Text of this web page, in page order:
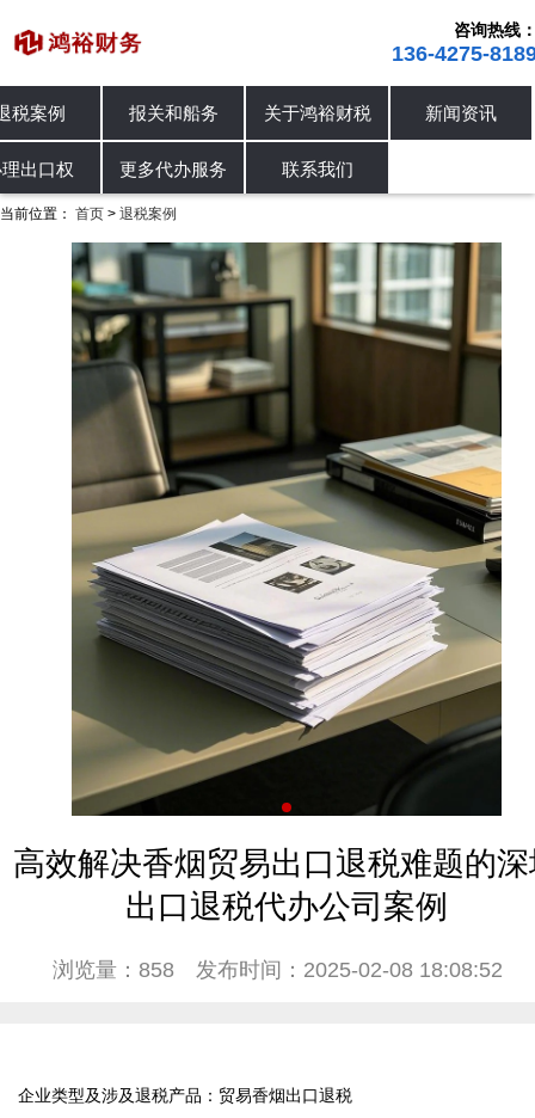
咨询热线
136-4275-
首页
进出口退税
退税案例
办理出口权
报关和船务
更多代办服务
关于鸿裕
进出口退税 退税案例 办理出口权
当前位置： 首页 > 退税案例
高效解决香烟贸易出口退税难题的
出口退税代办公司案例
浏览量：858 发布时间：2025-02-08 18:08:52
企业类型及涉及退税产品：贸易香烟出口退税